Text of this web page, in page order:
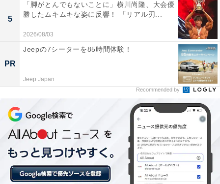
5
「脚がとんでもないことに」横川尚隆、大会優
勝したムキムキな姿に反響！ 「リアル刃...
2026/08/03
PR
Jeepの7シーターを85時間体験！
Jeep Japan
Recommended by